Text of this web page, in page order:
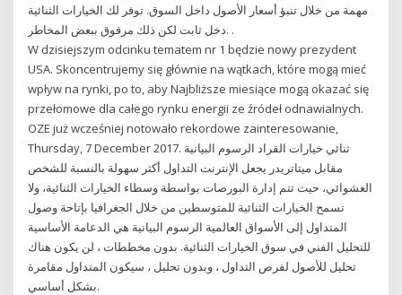
مهمة من خلال تنبؤ أسعار الأصول داخل السوق. توفر لك الخيارات الثنائية
دخل ثابت لكن ذلك مرفوق ببعض المخاطر. .
W dzisiejszym odcinku tematem nr 1 będzie nowy prezydent
USA. Skoncentrujemy się głównie na wątkach, które mogą mieć
wpływ na rynki, po to, aby Najbliższe miesiące mogą okazać się
przełomowe dla całego rynku energii ze źródeł odnawialnych.
OZE już wcześniej notowało rekordowe zainteresowanie,
Thursday, 7 December 2017. ثنائي خيارات القراد الرسوم البيانية
مقابل ميتاتريدر يجعل الإنترنت التداول أكثر سهولة بالنسبة للشخص
العشوائي، حيث تتم إدارة البورصات بواسطة وسطاء الخيارات الثنائية، ولا
تسمح الخيارات الثنائية للمتوسطين من خلال الجغرافيا بإتاحة وصول
المتداول إلى الأسواق العالمية الرسوم البيانية هي الدعامة الأساسية
للتحليل الفني في سوق الخيارات الثنائية. بدون مخططات ، لن يكون هناك
تحليل للأصول لفرص التداول ، وبدون تحليل ، سيكون المتداول مقامرة
بشكل أساسي.